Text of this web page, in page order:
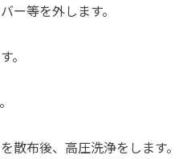
ー等を外します。
。
散布後、高圧洗浄をします。